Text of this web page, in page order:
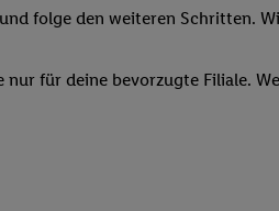
folge den weiteren Schritten.
für deine bevorzugte Filiale.
das gilt auch für die
und Aufdeckung von Betrug
und Kombination von